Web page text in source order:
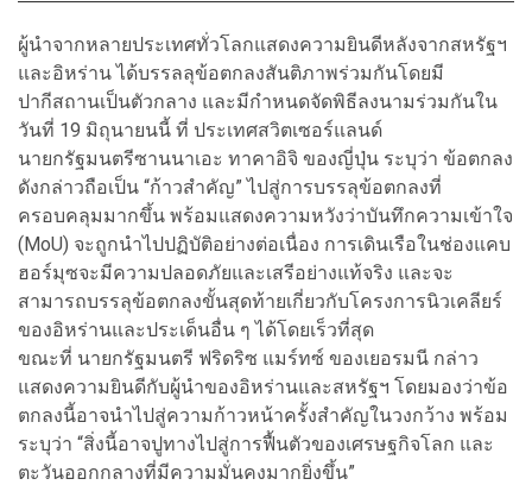
ผู้นำจากหลายประเทศทั่วโลกแสดงความยินดีหลังจากสหรัฐฯ
และอิหร่าน ได้บรรลลุข้อตกลงสันติภาพร่วมกันโดยมี
ปากีสถานเป็นตัวกลาง และมีกำหนดจัดพิธีลงนามร่วมกันใน
วันที่ 19 มิถุนายนนี้ ที่ ประเทศสวิตเซอร์แลนด์
นายกรัฐมนตรีซานนาเอะ ทาคาอิจิ ของญี่ปุ่น ระบุว่า ข้อตกลง
ดังกล่าวถือเป็น “ก้าวสำคัญ” ไปสู่การบรรลุข้อตกลงที่
ครอบคลุมมากขึ้น พร้อมแสดงความหวังว่าบันทึกความเข้าใจ
(MoU) จะถูกนำไปปฏิบัติอย่างต่อเนื่อง การเดินเรือในช่องแคบ
ฮอร์มุซจะมีความปลอดภัยและเสรีอย่างแท้จริง และจะ
สามารถบรรลุข้อตกลงขั้นสุดท้ายเกี่ยวกับโครงการนิวเคลียร์
ของอิหร่านและประเด็นอื่น ๆ ได้โดยเร็วที่สุด
ขณะที่ นายกรัฐมนตรี ฟริดริซ แมร์ทซ์ ของเยอรมนี กล่าว
แสดงความยินดีกับผู้นำของอิหร่านและสหรัฐฯ โดยมองว่าข้อ
ตกลงนี้อาจนำไปสู่ความก้าวหน้าครั้งสำคัญในวงกว้าง พร้อม
ระบุว่า “สิ่งนี้อาจปูทางไปสู่การฟื้นตัวของเศรษฐกิจโลก และ
ตะวันออกกลางที่มีความมั่นคงมากยิ่งขึ้น”